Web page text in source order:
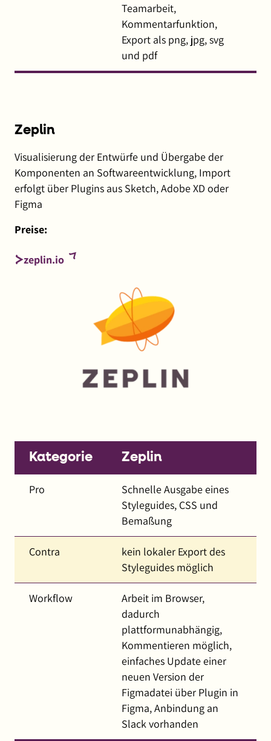
Teamarbeit,
Kommentarfunktion,
Export als png, jpg, svg
und pdf
Zeplin
Visualisierung der Entwürfe und Übergabe der
Komponenten an Softwareentwicklung, Import
erfolgt über Plugins aus Sketch, Adobe XD oder
Figma
Preise:
zeplin.io(externer
neuem
Fenster)
Kategorie Zeplin
Pro
Schnelle Ausgabe eines
Styleguides, CSS und
Bemaßung
Contra
kein lokaler Export des
Styleguides möglich
Workflow
Arbeit im Browser,
dadurch
plattformunabhängig,
Kommentieren möglich,
einfaches Update einer
neuen Version der
Figmadatei über Plugin in
Figma, Anbindung an
Slack vorhanden